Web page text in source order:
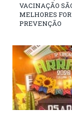
VACINAÇÃO
MELHORES
PREVENÇÃO